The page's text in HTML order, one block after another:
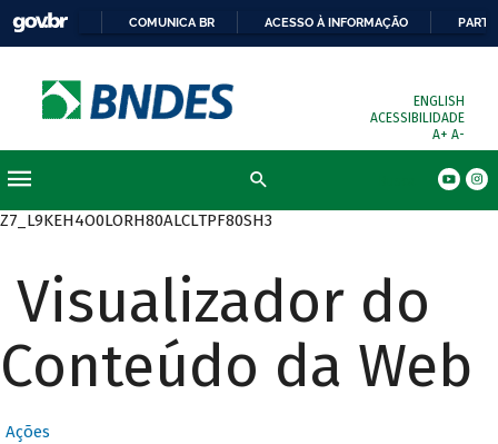
COMUNICA BR ACESSO À INFORMAÇÃO
ENGLISH
ACESSIBILIDADE
A+ A-
Z7_L9KEH4O0LORH80ALCLTPF80SH3
Visualizador do
Conteúdo da Web
Ações